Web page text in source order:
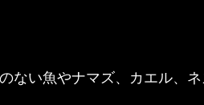
ない魚やナマズ、カエル、ネ